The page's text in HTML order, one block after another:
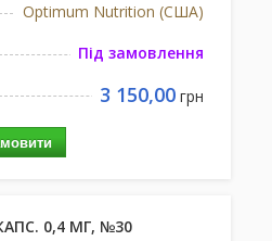
Optimum Nutrition (США)
Під замовлення
3 150,00грн
0,4 МГ, №30